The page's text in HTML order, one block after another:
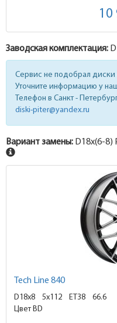
10
Заводская комплектация:
Сервис не подобрал диски
Уточните информацию у
Телефон в Санкт -
diski-piter@yandex.ru
Вариант замены: D18x(6-8)
Tech Line 840
D18x8 5x112 ET38
66.6
Цвет BD